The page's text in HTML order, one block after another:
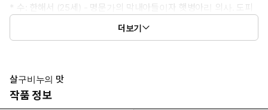
* 수: 한해서 (25세) - 명문가의 막내아들이자 햇병아리 의사. 도피
성 입대로 양춘도의 공중보건의가 된다. 유약한 외양만큼 섬세한 성
격이나, (자세히 보면) 할 말은 또 하는 타입.
사랑 이야기가 보고 싶을 때
* 공감 글귀: “천한 뱃놈이랑 교미하는 기분이 어때?”
더보기
살구비누의 맛
작품 정보